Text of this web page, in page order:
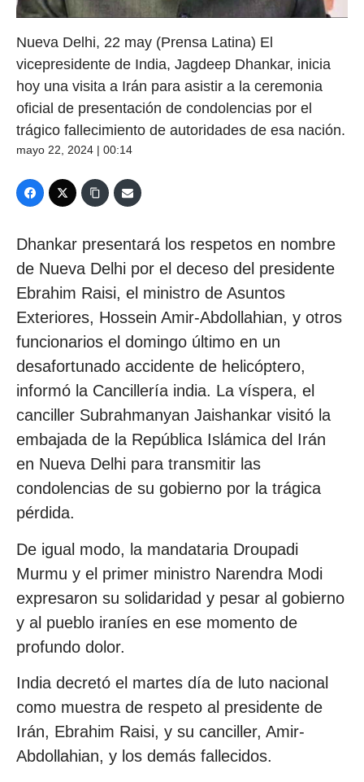
Nueva Delhi, 22 may (Prensa Latina) El
vicepresidente de India, Jagdeep Dhankar, inicia
hoy una visita a Irán para asistir a la ceremonia
oficial de presentación de condolencias por el
trágico fallecimiento de autoridades de esa nación.
mayo 22, 2024 | 00:14
Dhankar presentará los respetos en nombre
de Nueva Delhi por el deceso del presidente
Ebrahim Raisi, el ministro de Asuntos
Exteriores, Hossein Amir-Abdollahian, y otros
funcionarios el domingo último en un
desafortunado accidente de helicóptero,
informó la Cancillería india. La víspera, el
canciller Subrahmanyan Jaishankar visitó la
embajada de la República Islámica del Irán
en Nueva Delhi para transmitir las
condolencias de su gobierno por la trágica
pérdida.
De igual modo, la mandataria Droupadi
Murmu y el primer ministro Narendra Modi
expresaron su solidaridad y pesar al gobierno
y al pueblo iraníes en ese momento de
profundo dolor.
India decretó el martes día de luto nacional
como muestra de respeto al presidente de
Irán, Ebrahim Raisi, y su canciller, Amir-
Abdollahian, y los demás fallecidos.